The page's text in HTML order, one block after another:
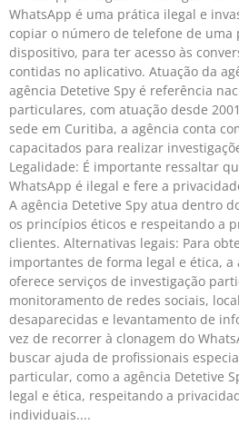
WhatsApp é uma prática ilegal e
copiar o número de telefone de uma
dispositivo, para ter acesso às
contidas no aplicativo. Atuação da
agência Detetive Spy é referência
particulares, com atuação desde
sede em Curitiba, a agência conta
capacitados para realizar
Legalidade: É importante ressaltar
WhatsApp é ilegal e fere a
A agência Detetive Spy atua dentro
os princípios éticos e respeitando a
clientes. Alternativas legais: Para
importantes de forma legal e ética, a
oferece serviços de investigação
monitoramento de redes sociais,
desaparecidas e levantamento de
vez de recorrer à clonagem do
buscar ajuda de profissionais
particular, como a agência Detetive
legal e ética, respeitando a
individuais.